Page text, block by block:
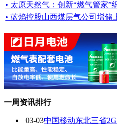
• 太原天然气：创新“燃气管家”
• 蓝焰控股山西煤层气公司增储
一周资讯排行
03-03中国移动东北三省